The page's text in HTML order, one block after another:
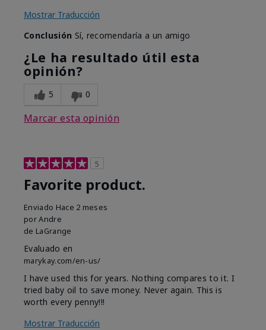
Mostrar Traducción
Conclusión Sí, recomendaría a un amigo
¿Le ha resultado útil esta
opinión?
5 0
Marcar esta opinión
5
Favorite product.
Enviado Hace 2 meses
porAndre
de LaGrange
Evaluado en
marykay.com/en-us/
I have used this for years. Nothing compares to it. I
tried baby oil to save money. Never again. This is
worth every penny!!!
Mostrar Traducción